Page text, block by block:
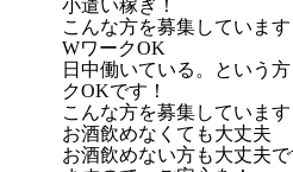
小遣い稼ぎ！
こんな方を募集しています
WワークOK
日中働いている。という
クOKです！
こんな方を募集しています
お酒飲めなくても大丈夫
お酒飲めない方も大丈夫